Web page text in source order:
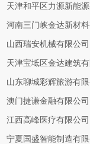
天津和平区力源新能源
河南三门峡金达新材料
山西瑞安机械有限公司
天津宝坻区金达建筑有
山东聊城彩辉旅游有限
澳门捷谦金融有限公司
江西高峰医疗有限公司
宁夏国盛智能制造有限